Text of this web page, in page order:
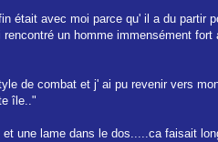
était avec moi parce qu' il a du partir
un homme immensément
de combat et j' ai pu revenir vers
île.."
une lame dans le dos.....ca faisait